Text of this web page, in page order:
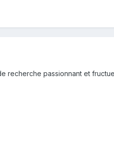
recherche passionnant et